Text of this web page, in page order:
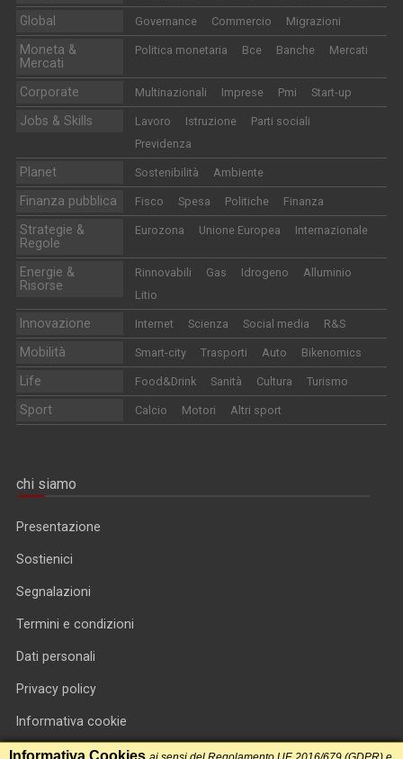
Global Governance Commercio Migrazioni
Moneta &
Mercati
Politica monetaria Bce Banche Mercati
Corporate Multinazionali Imprese Pmi Start-up
Jobs & Skills Lavoro Istruzione
Parti sociali
Previdenza
Planet Sostenibilità Ambiente
Finanza pubblica Fisco Spesa Politiche Finanza
Strategie &
Regole
Eurozona Unione Europea Internazionale
Energie &
Risorse
Rinnovabili Gas Idrogeno
Alluminio
Litio
Innovazione Internet Scienza Social media R&S
Mobilità Smart-city Trasporti Auto Bikenomics
Life Food&Drink Sanità Cultura Turismo
Sport Calcio Motori Altri sport
chi siamo
Presentazione
Sostienici
Segnalazioni
Termini e condizioni
Dati personali
Privacy policy
Informativa cookie
RSS feed
Informativa Cookies